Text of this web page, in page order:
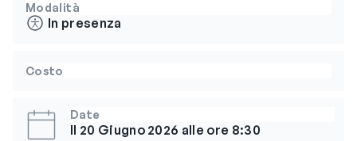
Modalità
In presenza
Costo
Date
Il 20 Giugno 2026 alle ore 8:30